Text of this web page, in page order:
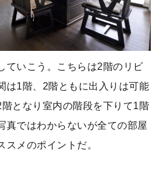
ていこう。こちらは2階のリビ
は1階、2階ともに出入りは可能
となり室内の階段を下りて1階
真ではわからないが全ての部屋
メのポイントだ。